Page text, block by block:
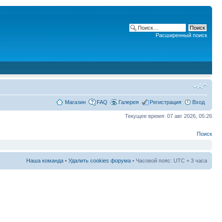
Расширенный поиск
Магазин FAQ Галерея Регистрация Вход
Текущее время: 07 авг 2026, 05:26
Поиск
Наша команда • Удалить cookies форума • Часовой пояс: UTC + 3 часа